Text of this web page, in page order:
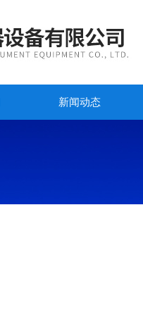
新闻动态